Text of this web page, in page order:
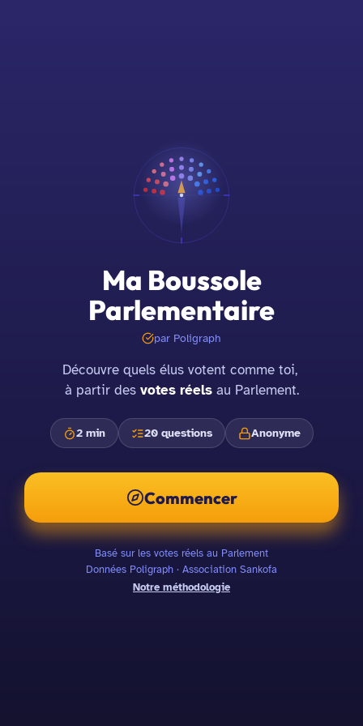
Ma Boussole
Parlementaire
par Poligraph
Découvre quels élus votent comme toi,
à partir des votes réels au Parlement.
2 min 20 questions Anonyme
Commencer
Basé sur les votes réels au Parlement
Données Poligraph · Association Sankofa
Notre méthodologie